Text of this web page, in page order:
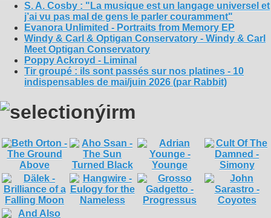
S. A. Cosby : "La musique est un langage universel et
j’ai vu pas mal de gens le parler couramment"
Evanora Unlimited - Portraits from Memory EP
Windy & Carl & Optigan Conservatory - Windy & Carl
Meet Optigan Conservatory
Poppy Ackroyd - Liminal
Tir groupé : ils sont passés sur nos platines - 10
indispensables de mai/juin 2026 (par Rabbit)